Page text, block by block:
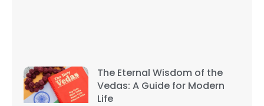
The Eternal Wisdom of the
Vedas: A Guide for Modern
Life